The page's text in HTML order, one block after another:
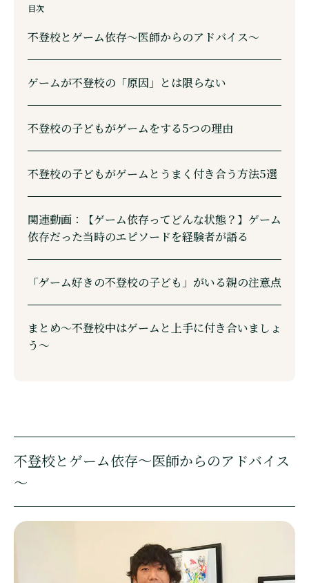
目次
不登校とゲーム依存～医師からのアドバイス～
ゲームが不登校の「原因」とは限らない
不登校の子どもがゲームをする5つの理由
不登校の子どもがゲームとうまく付き合う方法5選
関連動画：【ゲーム依存ってどんな状態？】ゲーム
依存だった当時のエピソードを経験者が語る
「ゲーム好きの不登校の子ども」がいる親の注意点
まとめ～不登校中はゲームと上手に付き合いましょ
う～
不登校とゲーム依存～医師からのアドバイス
～